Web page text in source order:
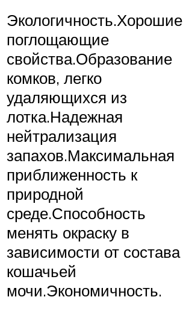
Экологичность.Хорошие
поглощающие
свойства.Образование
комков, легко
удаляющихся из
лотка.Надежная
нейтрализация
запахов.Максимальная
приближенность к
природной
среде.Способность
менять окраску в
зависимости от состава
кошачьей
мочи.Экономичность.